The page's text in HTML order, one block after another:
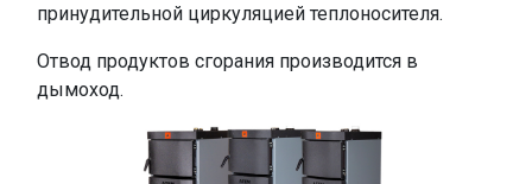
принудительной циркуляцией теплоносителя.
Отвод продуктов сгорания производится в
дымоход.